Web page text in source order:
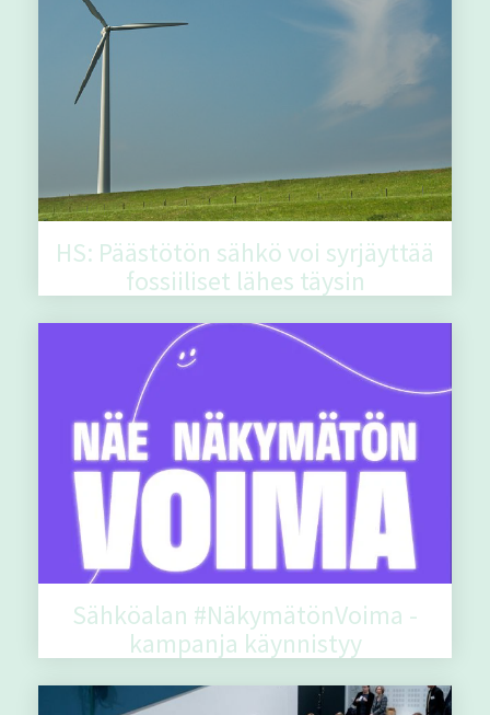
HS: Päästötön sähkö voi syrjäyttää
fossiiliset lähes täysin
Sähköalan #NäkymätönVoima -
kampanja käynnistyy